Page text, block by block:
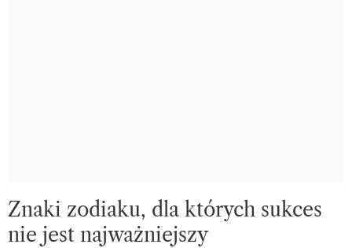
Znaki zodiaku, dla których sukces
nie jest najważniejszy